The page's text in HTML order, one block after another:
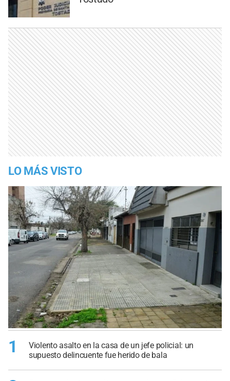
LO MÁS VISTO
1
Violento asalto en la casa de un jefe policial: un
supuesto delincuente fue herido de bala